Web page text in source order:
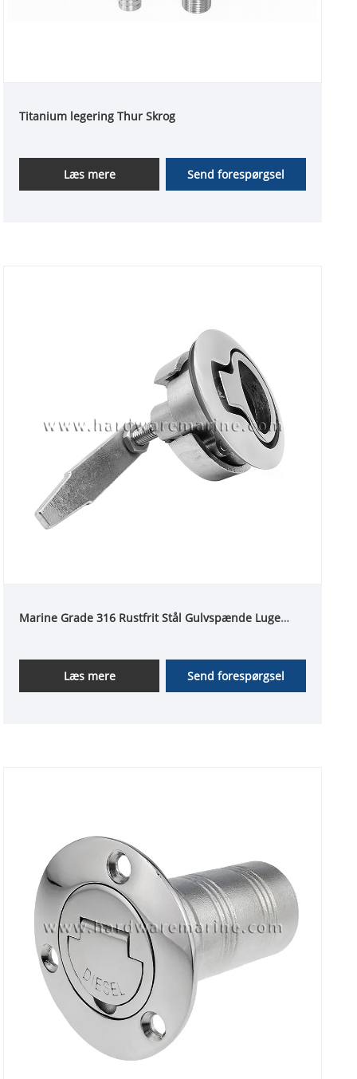
Titanium legering Thur Skrog
Læs mere Send forespørgsel
Marine Grade 316 Rustfrit Stål Gulvspænde Luge
Læs mere Send forespørgsel